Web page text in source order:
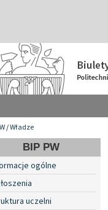
/Władze
BIP PW
ogólne
uczelni